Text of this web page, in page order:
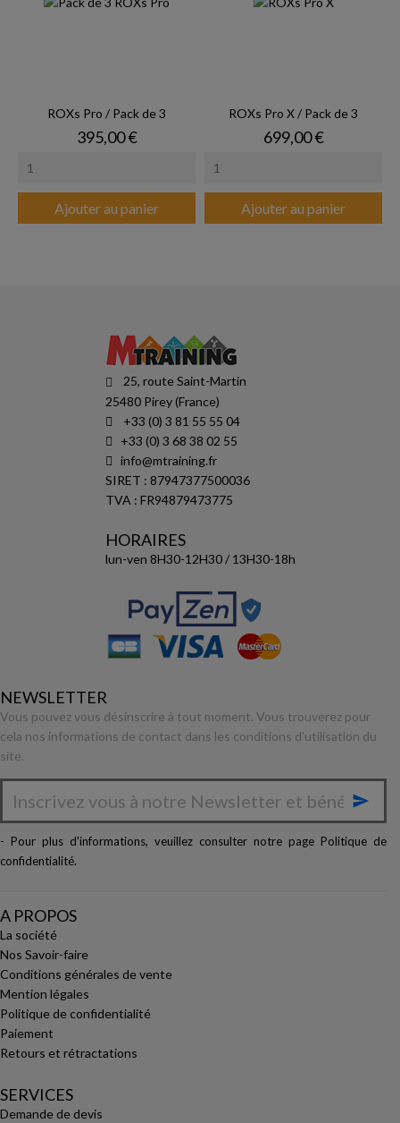
ROXs Pro / Pack de 3
Prix
395,00 €
Ajouter au panier
ROXs Pro X / Pack de 3
Prix
699,00 €
Ajouter au panier
25, route Saint-Martin
25480 Pirey (France)
+33 (0) 3 81 55 55 04
+33 (0) 3 68 38 02 55
info@mtraining.fr
SIRET : 87947377500036
TVA : FR94879473775
HORAIRES
lun-ven 8H30-12H30 / 13H30-18h
NEWSLETTER
Vous pouvez vous désinscrire à tout moment. Vous trouverez pour
cela nos informations de contact dans les conditions d'utilisation du
site.

- Pour plus d'informations, veuillez consulter notre page Politique de
confidentialité.
A PROPOS
La société
Nos Savoir-faire
Conditions générales de vente
Mention légales
Politique de confidentialité
Paiement
Retours et rétractations
SERVICES
Demande de devis